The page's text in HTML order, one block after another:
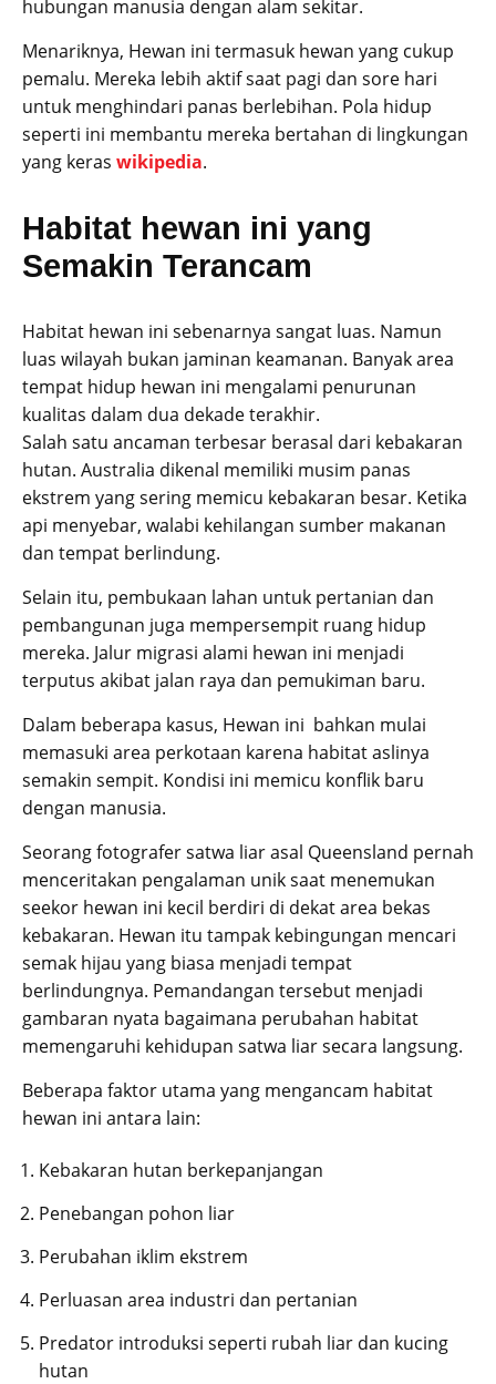
hubungan manusia dengan alam sekitar.
Menariknya, Hewan ini termasuk hewan yang cukup
pemalu. Mereka lebih aktif saat pagi dan sore hari
untuk menghindari panas berlebihan. Pola hidup
seperti ini membantu mereka bertahan di lingkungan
yang keras wikipedia.
Habitat hewan ini yang
Semakin Terancam
Habitat hewan ini sebenarnya sangat luas. Namun
luas wilayah bukan jaminan keamanan. Banyak area
tempat hidup hewan ini mengalami penurunan
kualitas dalam dua dekade terakhir.
Salah satu ancaman terbesar berasal dari kebakaran
hutan. Australia dikenal memiliki musim panas
ekstrem yang sering memicu kebakaran besar. Ketika
api menyebar, walabi kehilangan sumber makanan
dan tempat berlindung.
Selain itu, pembukaan lahan untuk pertanian dan
pembangunan juga mempersempit ruang hidup
mereka. Jalur migrasi alami hewan ini menjadi
terputus akibat jalan raya dan pemukiman baru.
Dalam beberapa kasus, Hewan ini bahkan mulai
memasuki area perkotaan karena habitat aslinya
semakin sempit. Kondisi ini memicu konflik baru
dengan manusia.
Seorang fotografer satwa liar asal Queensland pernah
menceritakan pengalaman unik saat menemukan
seekor hewan ini kecil berdiri di dekat area bekas
kebakaran. Hewan itu tampak kebingungan mencari
semak hijau yang biasa menjadi tempat
berlindungnya. Pemandangan tersebut menjadi
gambaran nyata bagaimana perubahan habitat
memengaruhi kehidupan satwa liar secara langsung.
Beberapa faktor utama yang mengancam habitat
hewan ini antara lain:
Kebakaran hutan berkepanjangan
Penebangan pohon liar
Perubahan iklim ekstrem
Perluasan area industri dan pertanian
Predator introduksi seperti rubah liar dan kucing
hutan